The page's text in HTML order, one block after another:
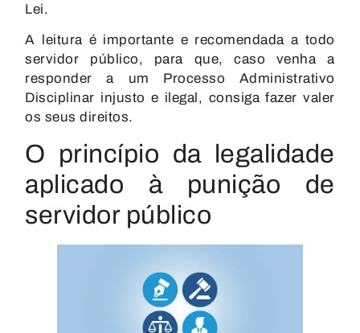
Lei.
A leitura é importante e recomendada a todo
servidor público, para que, caso venha a
responder a um Processo Administrativo
Disciplinar injusto e ilegal, consiga fazer valer
os seus direitos.
O princípio da legalidade
aplicado à punição de
servidor público